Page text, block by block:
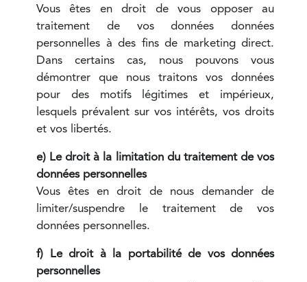
Vous êtes en droit de vous opposer au
traitement de vos données données
personnelles à des fins de marketing direct.
Dans certains cas, nous pouvons vous
démontrer que nous traitons vos données
pour des motifs légitimes et impérieux,
lesquels prévalent sur vos intérêts, vos droits
et vos libertés.
e) Le droit à la limitation du traitement de vos
données personnelles
Vous êtes en droit de nous demander de
limiter/suspendre le traitement de vos
données personnelles.
f) Le droit à la portabilité de vos données
personnelles